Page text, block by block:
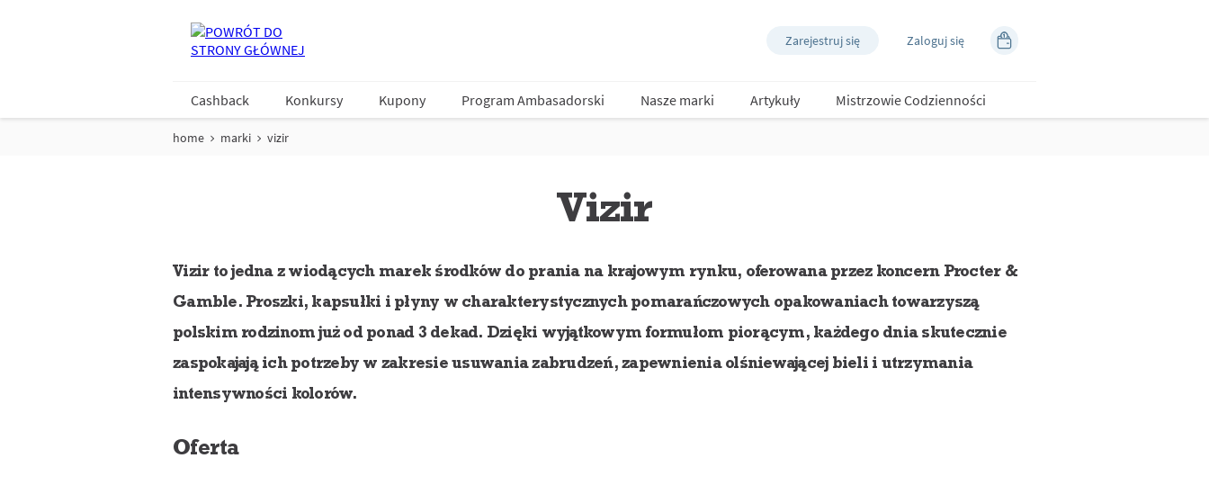
Zarejestruj się Zaloguj się
Cashback Konkursy Kupony Program Ambasadorski Nasze marki Artykuły Mistrzowie Codzienności
home marki vizir
Vizir
Vizir to jedna z wiodących marek środków do prania na krajowym rynku, oferowana przez koncern Procter &
Gamble. Proszki, kapsułki i płyny w charakterystycznych pomarańczowych opakowaniach towarzyszą
polskim rodzinom już od ponad 3 dekad. Dzięki wyjątkowym formułom piorącym, każdego dnia skutecznie
zaspokajają ich potrzeby w zakresie usuwania zabrudzeń, zapewnienia olśniewającej bieli i utrzymania
intensywności kolorów.
Oferta